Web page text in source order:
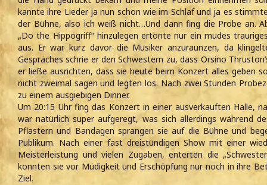
kannte ihre Lieder ja nun schon wie im Schlaf und ja es
der Bühne, also ich weiß nicht…Und dann fing die Probe an.
„Do the Hippogriff“ hinzulegen ertönte nur ein müdes
aus. Er war kurz davor die Musiker anzuraunzen, da
Gespräches schrie er den Schwestern zu, dass Orsino
er ließe ausrichten, dass sie heute beim Konzert alles geben
nicht zweimal sagen und legten los. Nach zwei Stunden
zu einem ausgiebigen Dinner.
Um 20:15 Uhr fing das Konzert in einer ausverkauften Halle,
war natürlich super aufgeregt, was sich allerdings während
Pflastern und Bandagen sprangen sie auf die Bühne und
Publikum. Nach einer fast dreistündigen Show mit einer
Meisterleistung und vielen Zugaben, enterten die
konnten sie vor Müdigkeit und Erschöpfung nur noch in ihre
Ziel.